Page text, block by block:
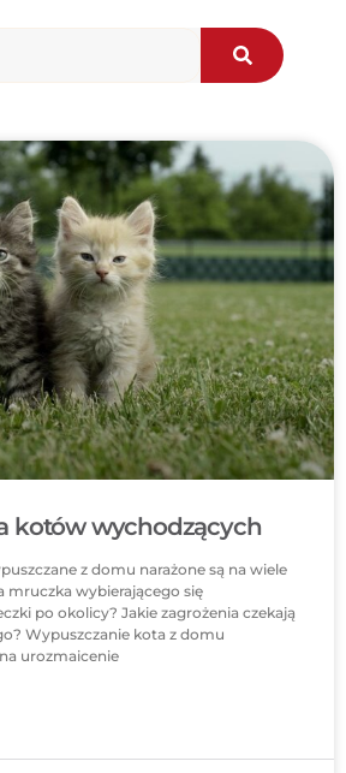
kotów wychodzących
z domu narażone są na wiele
mruczka wybierającego się
po okolicy? Jakie zagrożenia czekają
Wypuszczanie kota z domu
urozmaicenie